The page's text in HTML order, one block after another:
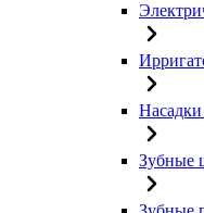
Зубные